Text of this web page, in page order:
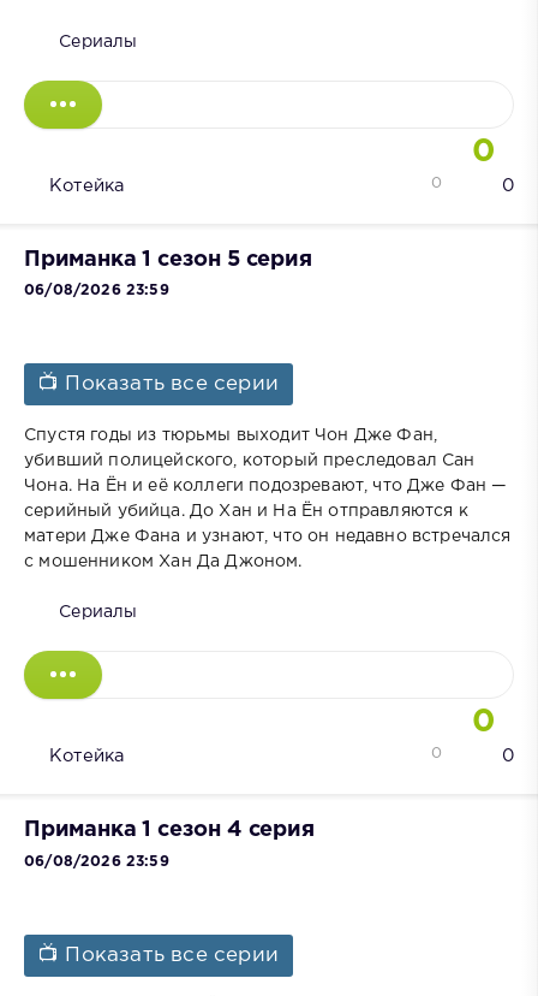
Сериалы
0
Котейка 0
0
Приманка 1 сезон 5 серия
06/08/2026 23:59
📺 Показать все серии
Спустя годы из тюрьмы выходит Чон Дже Фан,
убивший полицейского, который преследовал Сан
Чона. На Ён и её коллеги подозревают, что Дже Фан —
серийный убийца. До Хан и На Ён отправляются к
матери Дже Фана и узнают, что он недавно встречался
с мошенником Хан Да Джоном.
Сериалы
0
Котейка 0
0
Приманка 1 сезон 4 серия
06/08/2026 23:59
📺 Показать все серии